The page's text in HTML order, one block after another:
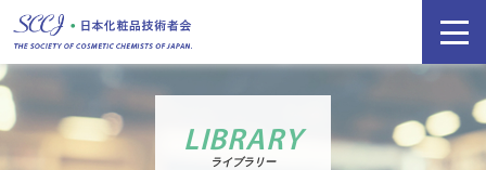
LIBRARY
ライブラリー